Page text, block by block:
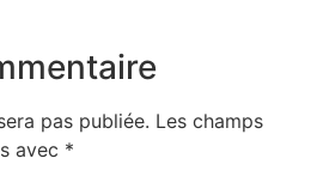
pas publiée. Les champs
avec *